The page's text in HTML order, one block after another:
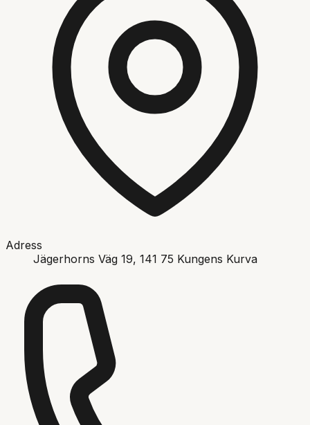
Adress
Jägerhorns Väg 19, 141 75 Kungens Kurva